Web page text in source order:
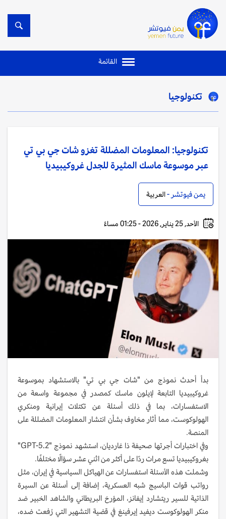
القائمة
تكنولوجيا
تكنولوجيا: المعلومات المضللة تغزو شات جي بي تي
عبر موسوعة ماسك المثيرة للجدل غروكيبيديا
يمن فيوتشر -العربية
الأحد, 25 يناير, 2026 - 01:25 مساءً
بدأ أحدث نموذج من "شات جي بي تي" بالاستشهاد بموسوعة
غروكيبيديا التابعة لإيلون ماسك كمصدر في مجموعة واسعة من
الاستفسارات، بما في ذلك أسئلة عن تكتلات إيرانية ومنكري
الهولوكوست، مما أثار مخاوف بشأن انتشار المعلومات المضللة على
المنصة.
وفي اختبارات أجرتها صحيفة ذا غارديان، استشهد نموذج "GPT-5.2"
بغروكيبيديا تسع مرات ردًا على أكثر من اثني عشر سؤالًا مختلفًا.
وشملت هذه الأسئلة استفسارات عن الهياكل السياسية في إيران، مثل
رواتب قوات الباسيج شبه العسكرية، إضافة إلى أسئلة عن السيرة
الذاتية للسير ريتشارد إيفانز، المؤرخ البريطاني والشاهد الخبير ضد
منكر الهولوكوست ديفيد إيرفينغ في قضية التشهير التي رُفعت ضده،